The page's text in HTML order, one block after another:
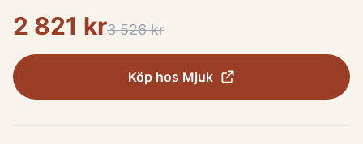
2 821 kr3 526 kr
Köp hos Mjuk